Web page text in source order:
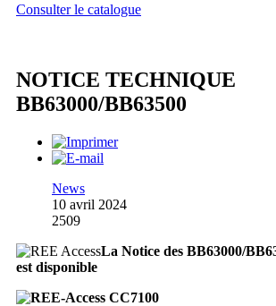
Consulter le catalogue
NOTICE TECHNIQUE
BB63000/BB63500
News
10 avril 2024
2509
La Notice des BB63000/
est disponible